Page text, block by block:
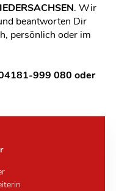
. Wir
beantworten Dir
persönlich oder im
999 080 oder